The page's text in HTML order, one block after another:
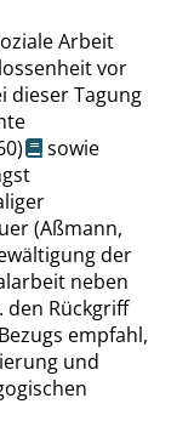
Arbeit
vor
dieser Tagung
sowie
(Aßmann,
der
neben
den Rückgriff
empfahl,
und